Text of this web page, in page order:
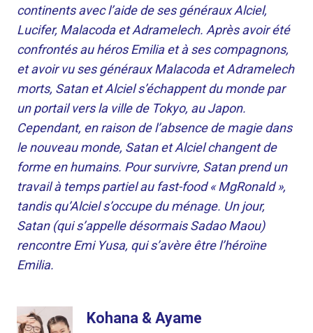
continents avec l’aide de ses généraux Alciel,
Lucifer, Malacoda et Adramelech. Après avoir été
confrontés au héros Emilia et à ses compagnons,
et avoir vu ses généraux Malacoda et Adramelech
morts, Satan et Alciel s’échappent du monde par
un portail vers la ville de Tokyo, au Japon.
Cependant, en raison de l’absence de magie dans
le nouveau monde, Satan et Alciel changent de
forme en humains. Pour survivre, Satan prend un
travail à temps partiel au fast-food « MgRonald »,
tandis qu’Alciel s’occupe du ménage. Un jour,
Satan (qui s’appelle désormais Sadao Maou)
rencontre Emi Yusa, qui s’avère être l’héroïne
Emilia.
Kohana & Ayame